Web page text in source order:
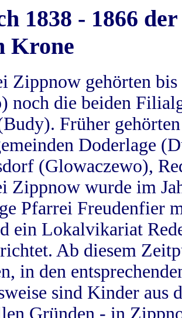
1838 - 1866
Krone
Zippnow gehörten
noch die beiden
Früher
Doderlage
(Glowaczewo),
Zippnow wurde im
Pfarrei Freudenfier
ein Lokalvikariat
Ab diesem
in den
sind Kinder aus
Gründen - in